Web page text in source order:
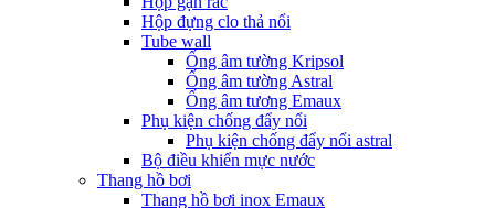
Hộp đựng clo thả nổi
Tube wall
Ống âm tường Kripsol
Ống âm tường Astral
Ống âm tương Emaux
Phụ kiện chống đẩy nổi
Phụ kiện chống đẩy nổi astral
Bộ điều khiển mực nước
Thang hồ bơi
Thang hồ bơi inox Emaux